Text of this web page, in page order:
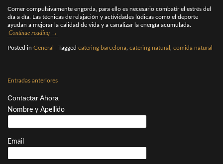
Comer compulsivamente engorda, para ello es necesario combatir el estrés del
día a día. Las técnicas de relajación y actividades lúdicas como el deporte
ayudan a mejorar la calidad de vida y a canalizar la energía acumulada.
Continue reading →
Posted in General Tagged catering barcelona catering natural comida natural
Navegación
entradas
Entradas anteriores
Contactar Ahora
Nombre y Apellido
Email